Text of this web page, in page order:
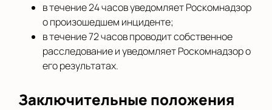
в течение 24 часов уведомляет Роскомнадзор
о произошедшем инциденте;
в течение 72 часов проводит собственное
расследование и уведомляет Роскомнадзор о
его результатах.
Заключительные положения